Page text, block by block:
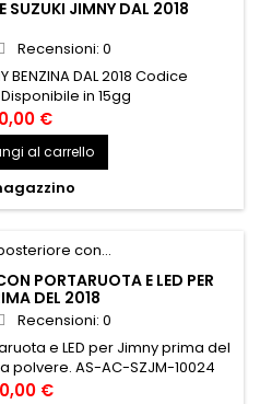
SUZUKI JIMNY DAL 2018
Recensioni: 0
BENZINA DAL 2018 Codice
in 15gg
€
al carrello
PORTARUOTA E LED PER
DEL 2018
Recensioni: 0
e LED per Jimny prima del
polvere. AS-AC-SZJM-10024
€